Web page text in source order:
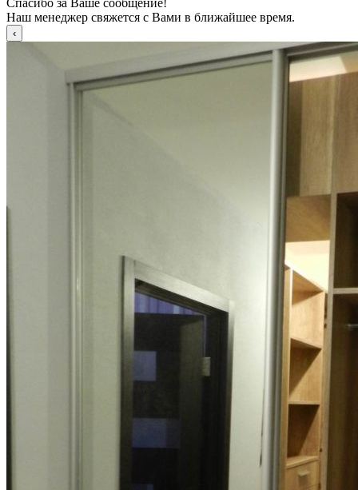
Спасибо за Ваше сообщение!
Наш менеджер свяжется с Вами в ближайшее время.